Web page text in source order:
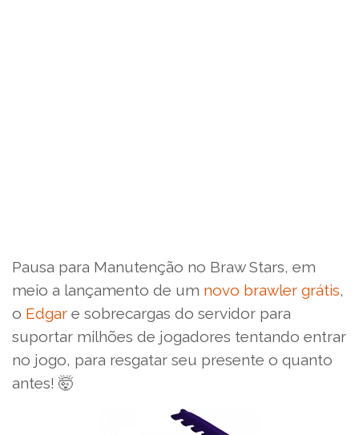
Pausa para Manutenção no Braw Stars, em
meio a lançamento de um novo brawler grátis,
o Edgar e sobrecargas do servidor para
suportar milhões de jogadores tentando entrar
no jogo, para resgatar seu presente o quanto
antes! 🤯